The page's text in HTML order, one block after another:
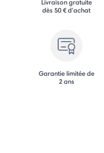
Livraison gratuite
dès 50 € d'achat
Garantie limitée de
2 ans